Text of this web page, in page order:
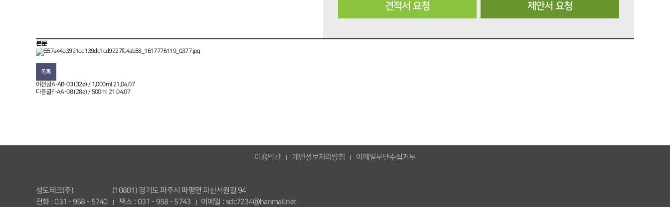
견적서 요청 제안서 요청
본문
목록
이전글A-AB-03 (32ø) / 1,000ml 21.04.07
다음글F-AA-08 (28ø) / 500ml 21.04.07
이용약관 개인정보처리방침 이메일무단수집거부
성도테크(주)
(10801) 경기도 파주시 파평면 파산서원길 94
전화 : 031 - 958 - 5740
팩스 : 031 - 958 - 5743 이메일 : sdc7234@hanmail.net